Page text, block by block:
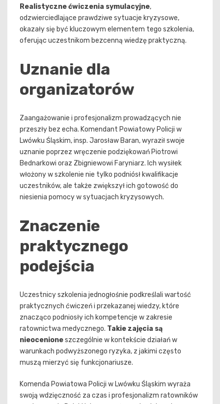
Realistyczne ćwiczenia symulacyjne,
odzwierciedlające prawdziwe sytuacje kryzysowe,
okazały się być kluczowym elementem tego szkolenia,
oferując uczestnikom bezcenną wiedzę praktyczną.
Uznanie dla
organizatorów
Zaangażowanie i profesjonalizm prowadzących nie
przeszły bez echa. Komendant Powiatowy Policji w
Lwówku Śląskim, insp. Jarosław Baran, wyraził swoje
uznanie poprzez wręczenie podziękowań Piotrowi
Bednarkowi oraz Zbigniewowi Faryniarz. Ich wysiłek
włożony w szkolenie nie tylko podniósł kwalifikacje
uczestników, ale także zwiększył ich gotowość do
niesienia pomocy w sytuacjach kryzysowych.
Znaczenie
praktycznego
podejścia
Uczestnicy szkolenia jednogłośnie podkreślali wartość
praktycznych ćwiczeń i przekazanej wiedzy, które
znacząco podniosły ich kompetencje w zakresie
ratownictwa medycznego. Takie zajęcia są
nieocenioneszczególnie w kontekście działań w
warunkach podwyższonego ryzyka, z jakimi często
muszą mierzyć się funkcjonariusze.
Komenda Powiatowa Policji w Lwówku Śląskim wyraża
swoją wdzięczność za czas i profesjonalizm ratowników